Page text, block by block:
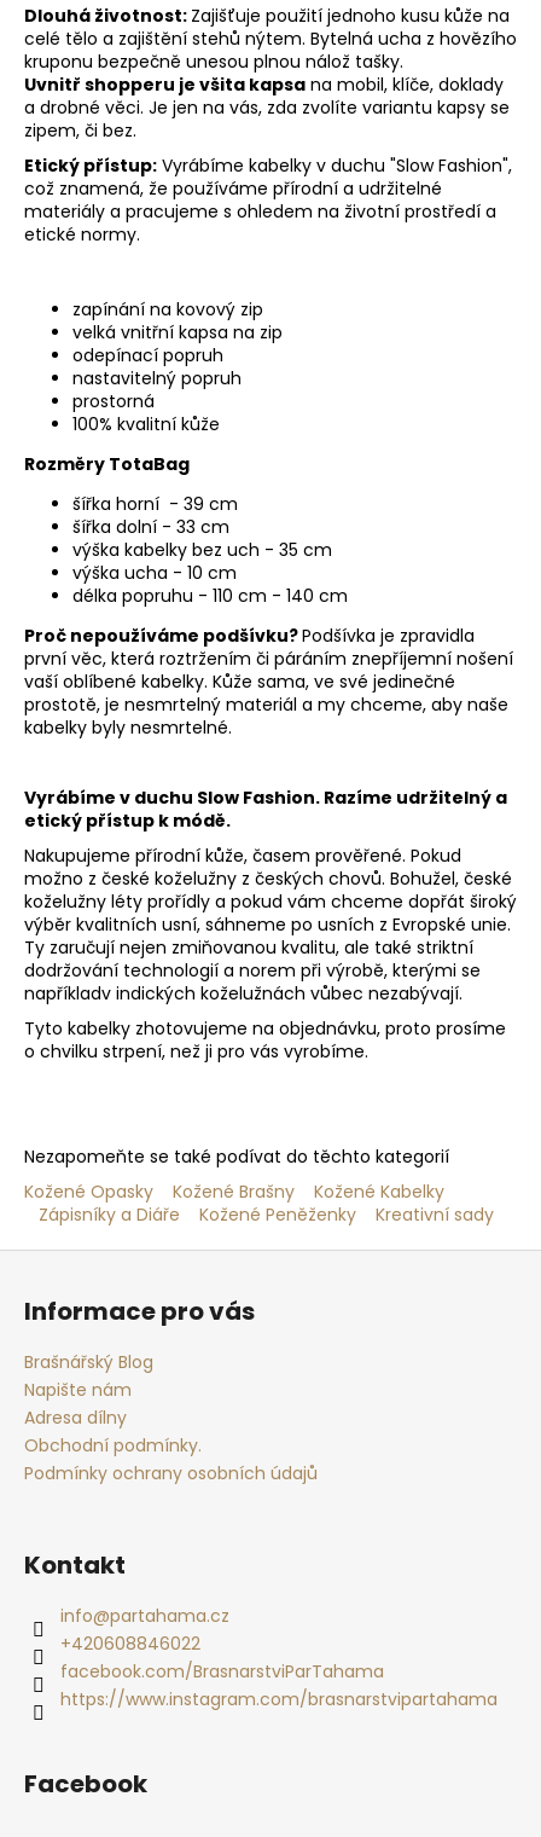
Dlouhá životnost: Zajišťuje použití jednoho kusu kůže na
celé tělo a zajištění stehů nýtem. Bytelná ucha z hovězího
kruponu bezpečně unesou plnou nálož tašky.
Uvnitř shopperu je všita kapsa na mobil, klíče, doklady
a drobné věci. Je jen na vás, zda zvolíte variantu kapsy se
zipem, či bez.
Etický přístup: Vyrábíme kabelky v duchu "Slow Fashion",
což znamená, že používáme přírodní a udržitelné
materiály a pracujeme s ohledem na životní prostředí a
etické normy.
zapínání na kovový zip
velká vnitřní kapsa na zip
odepínací popruh
nastavitelný popruh
prostorná
100% kvalitní kůže
Rozměry TotaBag
šířka horní - 39 cm
šířka dolní - 33 cm
výška kabelky bez uch - 35 cm
výška ucha - 10 cm
délka popruhu - 110 cm - 140 cm
Proč nepoužíváme podšívku?Podšívka je zpravidla
první věc, která roztržením či páráním znepříjemní nošení
vaší oblíbené kabelky. Kůže sama, ve své jedinečné
prostotě, je nesmrtelný materiál a my chceme, aby naše
kabelky byly nesmrtelné.
Vyrábíme v duchu Slow Fashion. Razíme udržitelný a
etický přístup k módě.
Nakupujeme přírodní kůže, časem prověřené. Pokud
možno z české koželužny z českých chovů. Bohužel, české
koželužny léty prořídly a pokud vám chceme dopřát široký
výběr kvalitních usní, sáhneme po usních z Evropské unie.
Ty zaručují nejen zmiňovanou kvalitu, ale také striktní
dodržování technologií a norem při výrobě, kterými se
napříkladv indických koželužnách vůbec nezabývají.
Tyto kabelky zhotovujeme na objednávku, proto prosíme
o chvilku strpení, než ji pro vás vyrobíme.
Nezapomeňte se také podívat do těchto kategorií
Kožené Opasky
Kožené Brašny
Kožené Kabelky
Zápisníky a Diáře Kožené Peněženky Kreativní sady
Z
Informace pro vás
Brašnářský Blog
Napište nám
Adresa dílny
Obchodní podmínky.
Podmínky ochrany osobních údajů
Kontakt
info@partahama.cz
+420608846022
facebook.com/BrasnarstviParTahama
https://www.instagram.com/brasnarstvipartahama
Facebook